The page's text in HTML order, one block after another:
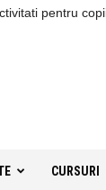
pentru
CURSURI